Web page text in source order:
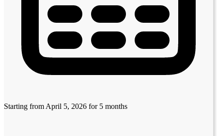
Starting from April 5, 2026 for 5 months